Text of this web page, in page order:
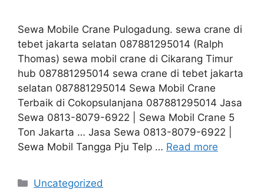
Sewa Mobile Crane Pulogadung. sewa crane di
tebet jakarta selatan 087881295014 (Ralph
Thomas) sewa mobil crane di Cikarang Timur
hub 087881295014 sewa crane di tebet jakarta
selatan 087881295014 Sewa Mobil Crane
Terbaik di Cokopsulanjana 087881295014 Jasa
Sewa 0813-8079-6922 | Sewa Mobil Crane 5
Ton Jakarta … Jasa Sewa 0813-8079-6922 |
Sewa Mobil Tangga Pju Telp … Read more
Categories
Uncategorized